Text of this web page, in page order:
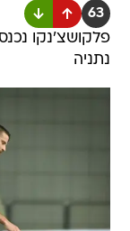
63
פלקושצ'נקו
נתניה